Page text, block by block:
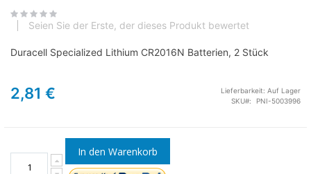
Seien Sie der Erste, der dieses Produkt bewertet
Duracell Specialized Lithium CR2016N Batterien, 2 Stück
2,81 € Lieferbarkeit: Auf Lager
SKU
PNI-5003996
In den Warenkorb